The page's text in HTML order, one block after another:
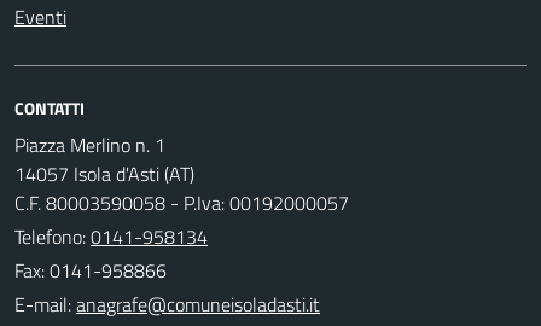
Eventi
CONTATTI
Piazza Merlino n. 1
14057 Isola d'Asti (AT)
C.F. 80003590058 - P.Iva: 00192000057
Telefono:0141-958134
Fax: 0141-958866
E-mail: